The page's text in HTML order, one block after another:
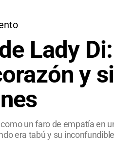
Lady
y
un faro de empatía en
era tabú y su